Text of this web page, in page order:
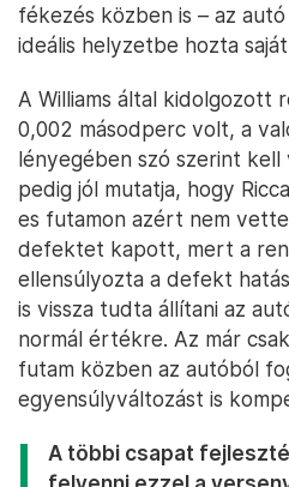
fékezés közben is – az
ideális helyzetbe hozta
A Williams által kidolgozott
0,002 másodperc volt, a
lényegében szó szerint
pedig jól mutatja, hogy
es futamon azért nem
defektet kapott, mert a
ellensúlyozta a defekt
is vissza tudta állítani az
normál értékre. Az már
futam közben az autóból
egyensúlyváltozást is
A többi csapat